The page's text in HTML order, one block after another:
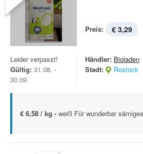
Preis: € 3,29
Leider verpasst!
Gültig: 31.08. -
30.09.
Händler: Bioladen
Stadt:
Rostock
€ 6,58 / kg - weiß Für wunderbar